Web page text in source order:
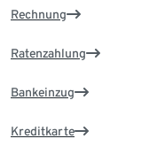
Rechnung
Ratenzahlung
Bankeinzug
Kreditkarte